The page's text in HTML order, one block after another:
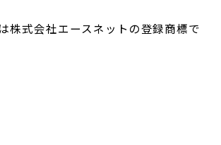
株式会社エースネットの登録商標で